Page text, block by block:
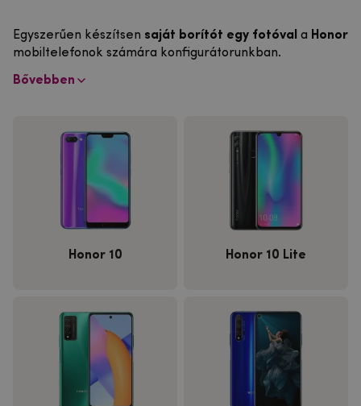
Egyszerűen készítsen saját borítót egy fotóval a Honor
mobiltelefonok számára konfigurátorunkban.
Bővebben
Honor 10 Honor 10 Lite